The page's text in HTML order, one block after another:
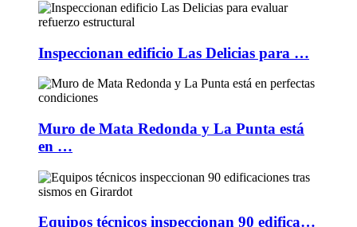
Inspeccionan edificio Las Delicias para …
Muro de Mata Redonda y La Punta está
en …
Equipos técnicos inspeccionan 90 edifica…